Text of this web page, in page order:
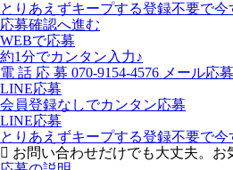
とりあえずキープする登録不要で今
応募確認へ進む
WEBで応募
約1分でカンタン入力♪
電 話 応 募 070-9154-4576 メール応募
LINE応募
会員登録なしでカンタン応募
LINE応募
とりあえずキープする登録不要で今
お問い合わせだけでも大丈夫。お